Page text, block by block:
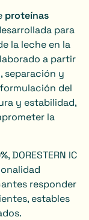
proteínas
para
la leche en la
a partir
separación y
del
y estabilidad,
la
, DORESTERN IC
responder
estables